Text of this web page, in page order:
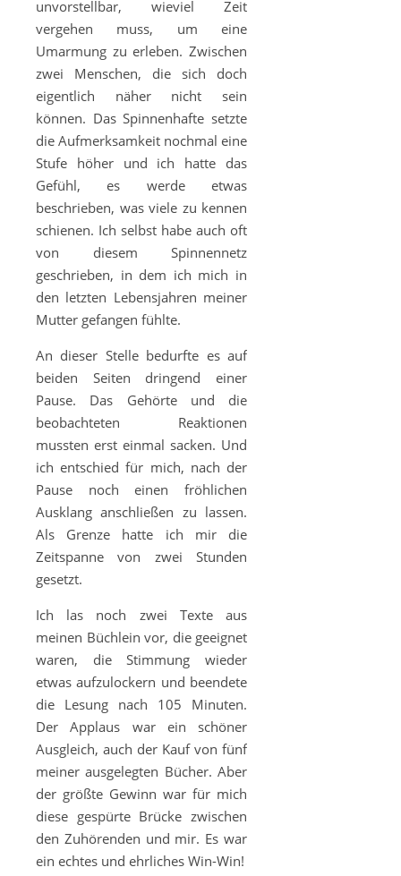
unvorstellbar, wieviel Zeit
vergehen muss, um eine
Umarmung zu erleben. Zwischen
zwei Menschen, die sich doch
eigentlich näher nicht sein
können. Das Spinnenhafte setzte
die Aufmerksamkeit nochmal eine
Stufe höher und ich hatte das
Gefühl, es werde etwas
beschrieben, was viele zu kennen
schienen. Ich selbst habe auch oft
von diesem Spinnennetz
geschrieben, in dem ich mich in
den letzten Lebensjahren meiner
Mutter gefangen fühlte.
An dieser Stelle bedurfte es auf
beiden Seiten dringend einer
Pause. Das Gehörte und die
beobachteten Reaktionen
mussten erst einmal sacken. Und
ich entschied für mich, nach der
Pause noch einen fröhlichen
Ausklang anschließen zu lassen.
Als Grenze hatte ich mir die
Zeitspanne von zwei Stunden
gesetzt.
Ich las noch zwei Texte aus
meinen Büchlein vor, die geeignet
waren, die Stimmung wieder
etwas aufzulockern und beendete
die Lesung nach 105 Minuten.
Der Applaus war ein schöner
Ausgleich, auch der Kauf von fünf
meiner ausgelegten Bücher. Aber
der größte Gewinn war für mich
diese gespürte Brücke zwischen
den Zuhörenden und mir. Es war
ein echtes und ehrliches Win-Win!